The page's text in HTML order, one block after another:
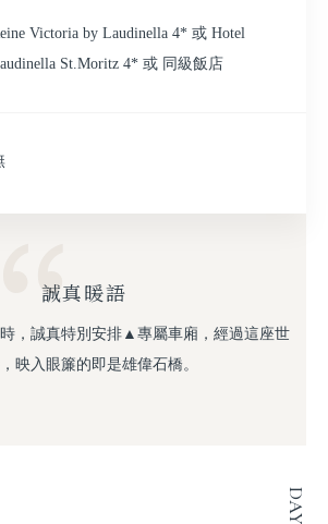
Victoria by Laudinella 4* 或 Hotel
St.Moritz 4* 或 同級飯店
誠真暖語
，誠真特別安排▲專屬車廂，經過這座世
映入眼簾的即是雄偉石橋。
DAY 8